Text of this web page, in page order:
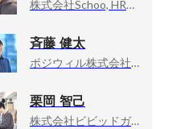
株式会社Schoo, HRアクセラレータ部門
斉藤 健太
ポジウィル株式会社, プロダクト開発・コーポレート／執行役員
栗岡 智己
株式会社ビビッドガーデン, コーポレートエンジニア